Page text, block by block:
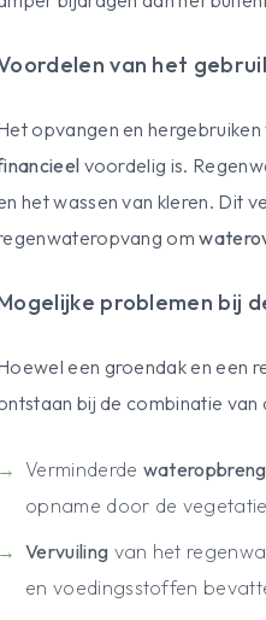
van het
opvangen en
voordelig is.
het wassen van kleren. Dit
om
problemen bij
een groendak en een
bij de combinatie van
Verminderde
opname door de
Vervuiling van het
en voedingsstoffen